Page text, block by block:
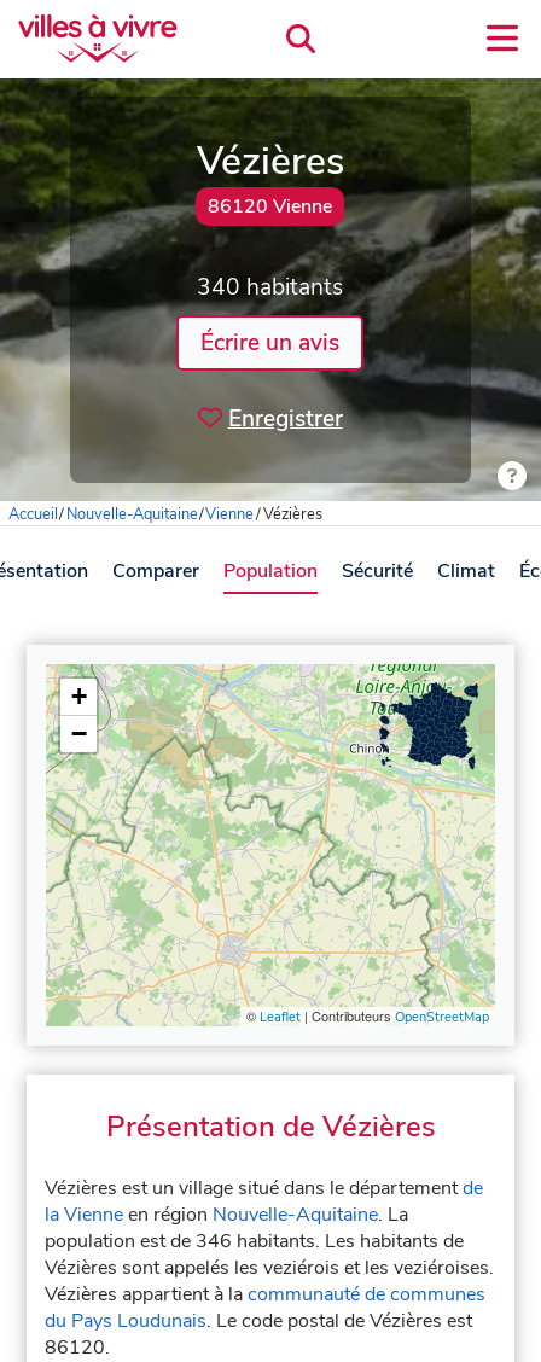
Vézières
86120 Vienne
340 habitants
Écrire un avis
Enregistrer
Accueil/Nouvelle-Aquitaine/Vienne/Vézières
Comparer Population Sécurité Climat
+
−
© Leaflet| Contributeurs OpenStreetMap
Présentation de Vézières
Vézières est un village situé dans le départementde
la Vienneen région Nouvelle-Aquitaine. La
population est de 346 habitants. Les habitants de
Vézières sont appelés les veziérois et les veziéroises.
Vézières appartient à lacommunauté de communes
du Pays Loudunais. Le code postal de Vézières est
86120.